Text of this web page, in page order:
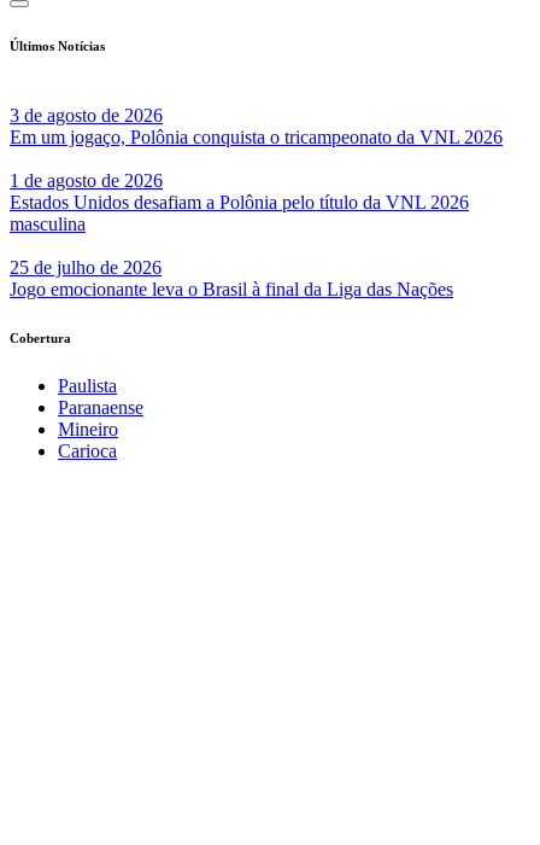
Últimos Notícias
3 de agosto de 2026
Em um jogaço, Polônia conquista o tricampeonato da VNL 2026
1 de agosto de 2026
Estados Unidos desafiam a Polônia pelo título da VNL 2026
masculina
25 de julho de 2026
Jogo emocionante leva o Brasil à final da Liga das Nações
Cobertura
Paulista
Paranaense
Mineiro
Carioca